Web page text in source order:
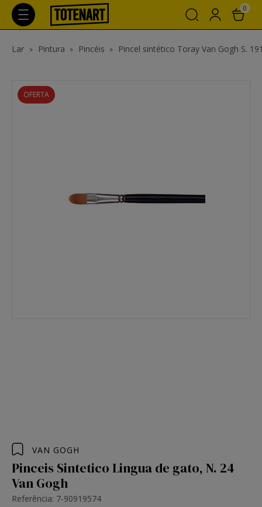
0
Lar Pintura Pincéis Pincel sintético Toray Van Gogh S.
OFERTA
VAN GOGH
Pinceis Sintetico Lingua de gato, N. 24
Van Gogh
Referência: 7-90919574